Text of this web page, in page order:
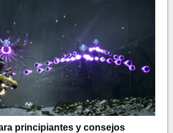
principiantes y consejos